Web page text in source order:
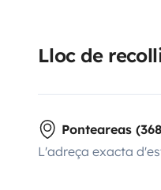
Lloc de
Ponteareas
L'adreça exacta